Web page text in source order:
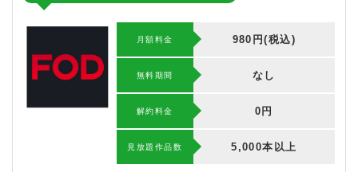
月額料金 980円(税込)
無料期間 なし
解約料⾦ 0円
⾒放題作品数 5,000本以上